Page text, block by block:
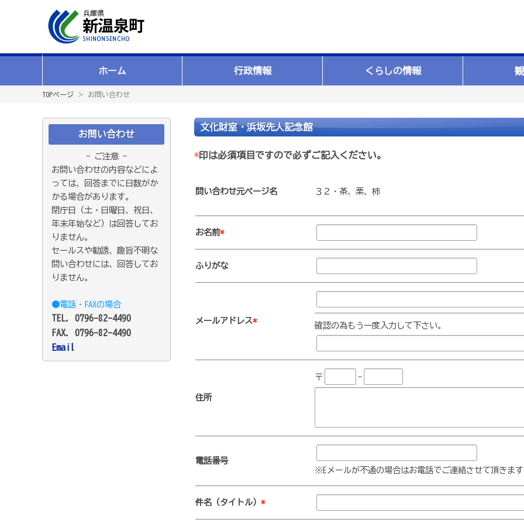
ホーム 行政情報 くらしの情報
TOPページ ＞ お問い合わせ
お問い合わせ
- ご注意 -
お問い合わせの内容などによ
っては、回答までに日数がか
かる場合があります。
閉庁日（土・日曜日、祝日、
年末年始など）は回答してお
りません。
セールスや勧誘、趣旨不明な
問い合わせには、回答してお
りません。
●電話・FAXの場合
TEL. 0796-82-4490
FAX. 0796-82-4490
Email
文化財室・浜坂先人記念館
*印は必須項目ですので必ずご記入ください。
問い合わせ元ページ名 ３２・茶、栗、柿
お名前*
ふりがな
メールアドレス*
確認の為もう一度入力して下さい。
住所
〒 -
電話番号
※Eメールが不通の場合はお電話でご連絡させて頂きま
件名（タイトル） *